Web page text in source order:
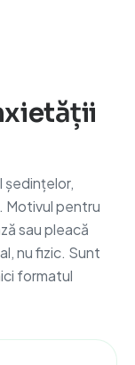
ședințelor,
Motivul pentru
sau pleacă
nu fizic. Sunt
formatul